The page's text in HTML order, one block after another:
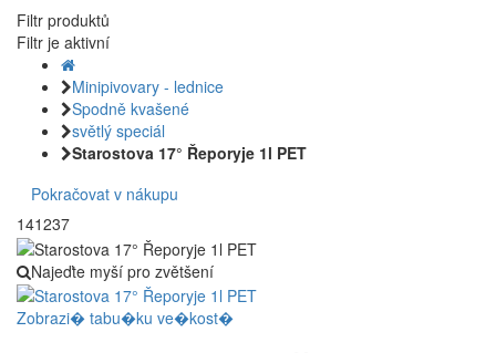
Filtr produktů
Filtr je aktivní
Minipivovary - lednice
Spodně kvašené
světlý speciál
Starostova 17° Řeporyje 1l PET
Pokračovat v nákupu
141237
Najeďte myší pro zvětšení
Zobrazi� tabu�ku ve�kost�